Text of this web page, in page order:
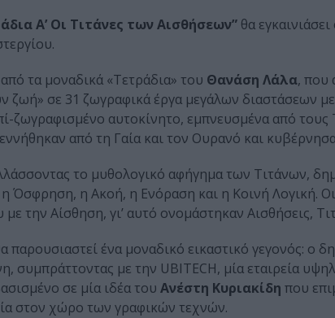
Α’ Οι Τιτάνες των Αισθήσεων” θα
τα μοναδικά «Τετράδια» του Θανάση Λάλα, που
ζωή» σε 31 ζωγραφικά έργα μεγάλων διαστάσεων
ζωγραφισμένο αυτοκίνητο, εμπνευσμένα από τους
από τη Γαία και τον Ουρανό και
το μυθολογικό αφήγημα των Τιτάνων,
Όσφρηση, η Ακοή, η Ενόραση και η Κοινή Λογική.
την Αίσθηση, γι’ αυτό ονομάστηκαν Αισθήσεις,
παρουσιαστεί ένα μοναδικό εικαστικό γεγονός: ο
συμπράττοντας με την UBITECH, μία εταιρεία
σε μία ιδέα του Ανέστη Κυριακίδη που
στον χώρο των γραφικών τεχνών.